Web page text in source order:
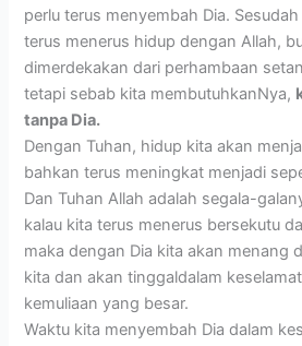
perlu terus menyembah Dia.
terus menerus hidup dengan Allah,
dimerdekakan dari perhambaan
tetapi sebab kita membutuhkanNya,
tanpa Dia.
Dengan Tuhan, hidup kita akan
bahkan terus meningkat menjadi
Dan Tuhan Allah adalah segala-
kalau kita terus menerus bersekutu
maka dengan Dia kita akan menang
kita dan akan tinggaldalam
kemuliaan yang besar.
Waktu kita menyembah Dia dalam